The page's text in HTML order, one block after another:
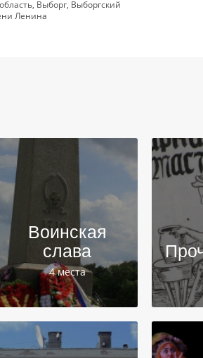
Выборг, Выборгский
Ленина
Воинская
слава
4 места